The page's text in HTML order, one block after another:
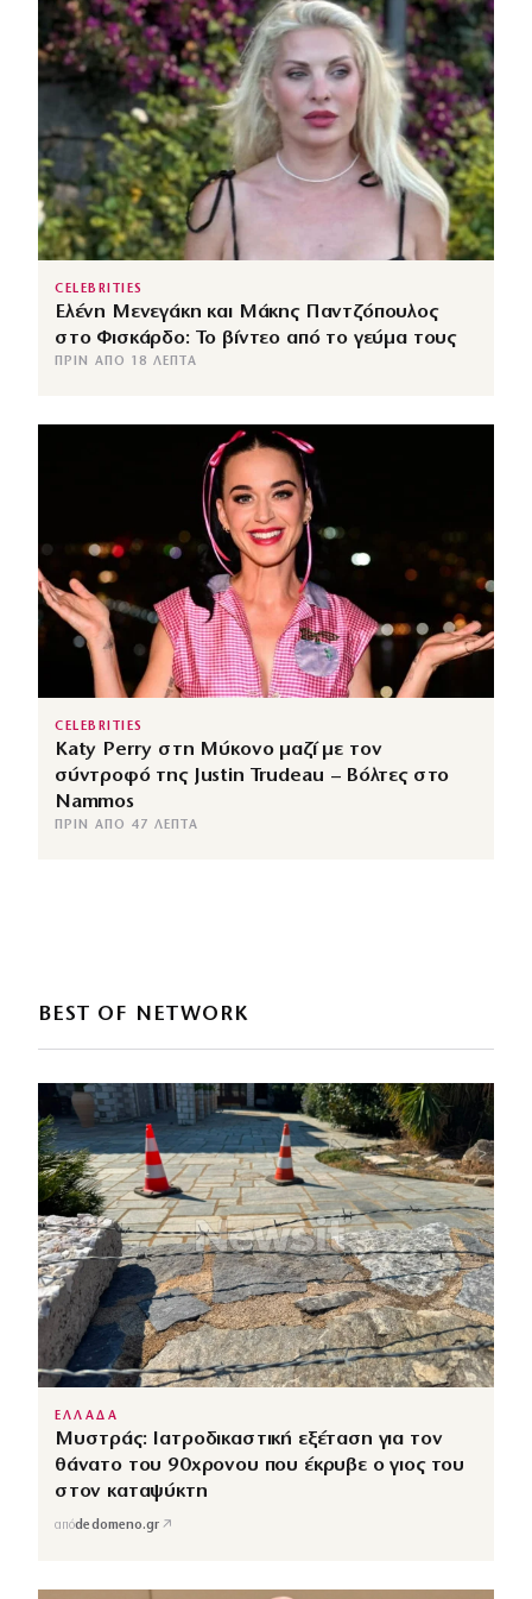
CELEBRITIES
Ελένη Μενεγάκη και Μάκης Παντζόπουλος
στο Φισκάρδο: Το βίντεο από το γεύμα τους
ΠΡΙΝ ΑΠΌ 18 ΛΕΠΤΆ
CELEBRITIES
Katy Perry στη Μύκονο μαζί με τον
σύντροφό της Justin Trudeau – Βόλτες στο
Nammos
ΠΡΙΝ ΑΠΌ 47 ΛΕΠΤΆ
BEST OF NETWORK
ΕΛΛΑΔΑ
Μυστράς: Ιατροδικαστική εξέταση για τον
θάνατο του 90χρονου που έκρυβε ο γιος του
στον καταψύκτη
απόdedomeno.gr ↗